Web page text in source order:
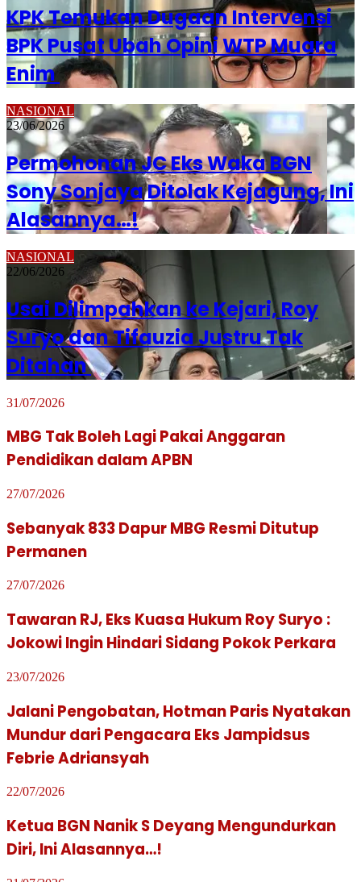
KPK Temukan Dugaan Intervensi
BPK Pusat Ubah Opini WTP Muara
Enim
NASIONAL
23/06/2026
Permohonan JC Eks Waka BGN
Sony Sonjaya Ditolak Kejagung, Ini
Alasannya…!
NASIONAL
22/06/2026
Usai Dilimpahkan ke Kejari, Roy
Suryo dan Tifauzia Justru Tak
Ditahan
31/07/2026
MBG Tak Boleh Lagi Pakai Anggaran
Pendidikan dalam APBN
27/07/2026
Sebanyak 833 Dapur MBG Resmi Ditutup
Permanen
27/07/2026
Tawaran RJ, Eks Kuasa Hukum Roy Suryo :
Jokowi Ingin Hindari Sidang Pokok Perkara
23/07/2026
Jalani Pengobatan, Hotman Paris Nyatakan
Mundur dari Pengacara Eks Jampidsus
Febrie Adriansyah
22/07/2026
Ketua BGN Nanik S Deyang Mengundurkan
Diri, Ini Alasannya…!